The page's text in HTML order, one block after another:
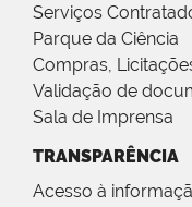
Serviços
Parque da Ciência
Compras,
Validação de
Sala de Imprensa
TRANSPARÊNCIA
Acesso à